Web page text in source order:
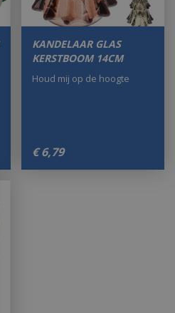
KANDELAAR GLAS
KERSTBOOM 14CM
€ 6,79
Houd mij op de hoogte